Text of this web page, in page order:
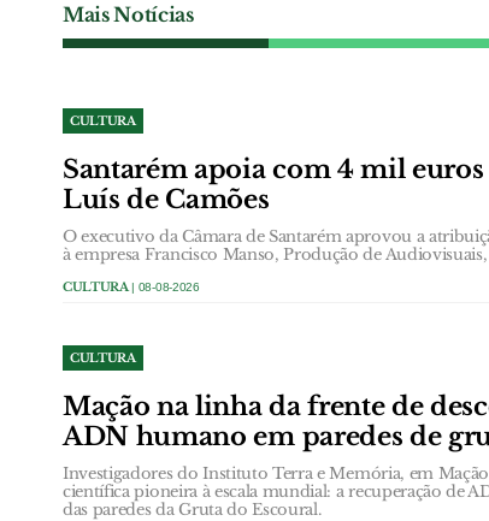
Mais Notícias
CULTURA
Santarém apoia com 4 mil
Luís de Camões
O executivo da Câmara de Santarém aprovou a
à empresa Francisco Manso, Produção de
CULTURA | 08-08-2026
CULTURA
Mação na linha da frente de
ADN humano em paredes de
Investigadores do Instituto Terra e Memória, em
científica pioneira à escala mundial: a recuperação de
das paredes da Gruta do Escoural.